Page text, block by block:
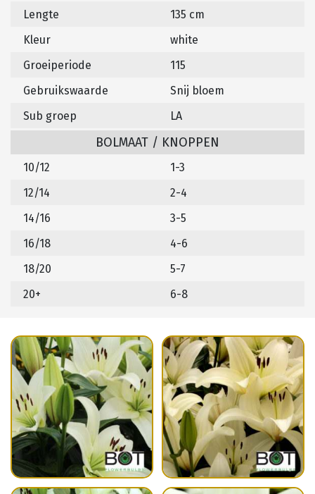
Lengte
135 cm
Kleur
white
Groeiperiode
115
Gebruikswaarde
Snij bloem
Sub groep
LA
BOLMAAT / KNOPPEN
10/12
1-3
12/14
2-4
14/16
3-5
16/18
4-6
18/20
5-7
20+
6-8